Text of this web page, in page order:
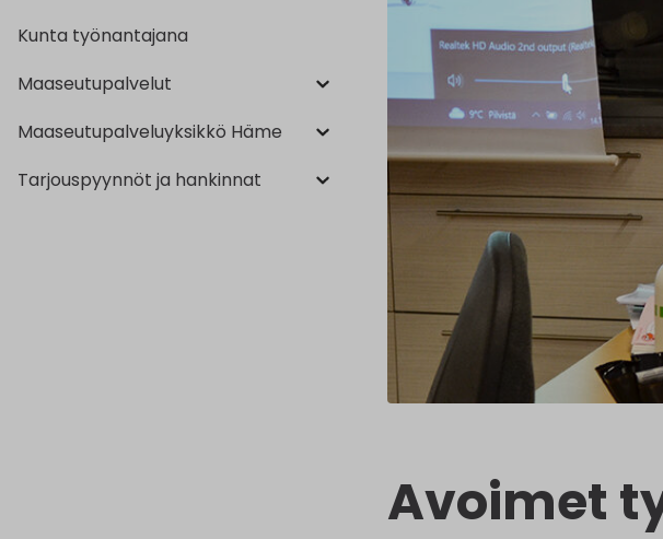
Kunta työnantajana
Maaseutupalvelut
Maaseutupalveluyksikkö Häme
Tarjouspyynnöt ja hankinnat
Avoimet